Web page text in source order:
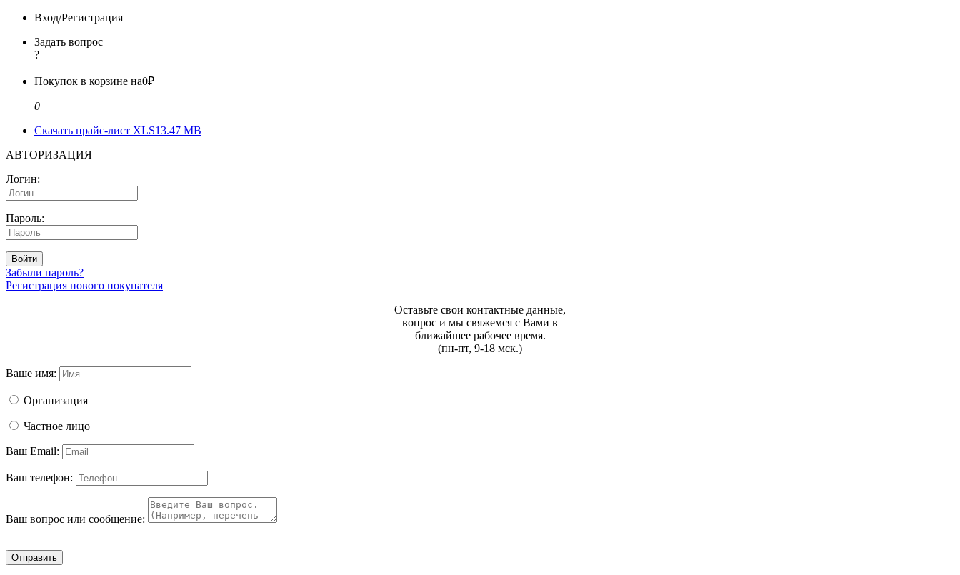
Вход/Регистрация
Задать вопрос
?
Покупок в корзине на0₽
0
Скачать прайс-лист XLS13.47 MB
АВТОРИЗАЦИЯ
Логин:
Пароль:
Войти
Забыли пароль?
Регистрация нового покупателя
Оставьте свои контактные данные,
вопрос и мы свяжемся с Вами в
ближайшее рабочее время.
(пн-пт, 9-18 мск.)
Ваше имя:
Организация
Частное лицо
Ваш Email:
Ваш телефон:
Ваш вопрос или сообщение:
Отправить